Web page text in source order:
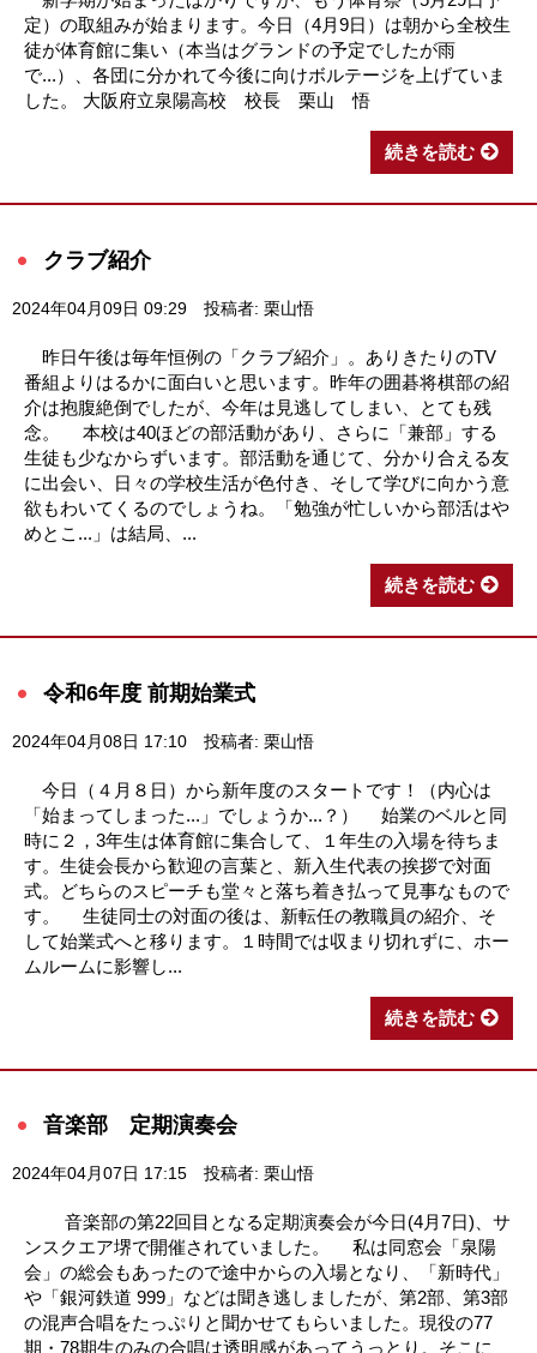
定）の取組みが始まります。今日（4月9日）は朝から全校生
徒が体育館に集い（本当はグランドの予定でしたが雨
で...）、各団に分かれて今後に向けボルテージを上げていま
した。 大阪府立泉陽高校 校長 栗山 悟
続きを読む
クラブ紹介
2024年04月09日 09:29 投稿者: 栗山悟
昨日午後は毎年恒例の「クラブ紹介」。ありきたりのTV
番組よりはるかに面白いと思います。昨年の囲碁将棋部の紹
介は抱腹絶倒でしたが、今年は見逃してしまい、とても残
念。 本校は40ほどの部活動があり、さらに「兼部」する
生徒も少なからずいます。部活動を通じて、分かり合える友
に出会い、日々の学校生活が色付き、そして学びに向かう意
欲もわいてくるのでしょうね。「勉強が忙しいから部活はや
めとこ...」は結局、...
続きを読む
令和6年度 前期始業式
2024年04月08日 17:10 投稿者: 栗山悟
今日（４月８日）から新年度のスタートです！（内心は
「始まってしまった...」でしょうか...？） 始業のベルと同
時に２，3年生は体育館に集合して、１年生の入場を待ちま
す。生徒会長から歓迎の言葉と、新入生代表の挨拶で対面
式。どちらのスピーチも堂々と落ち着き払って見事なもので
す。 生徒同士の対面の後は、新転任の教職員の紹介、そ
して始業式へと移ります。１時間では収まり切れずに、ホー
ムルームに影響し...
続きを読む
音楽部 定期演奏会
2024年04月07日 17:15 投稿者: 栗山悟
音楽部の第22回目となる定期演奏会が今日(4月7日)、サ
ンスクエア堺で開催されていました。 私は同窓会「泉陽
会」の総会もあったので途中からの入場となり、「新時代」
や「銀河鉄道 999」などは聞き逃しましたが、第2部、第3部
の混声合唱をたっぷりと聞かせてもらいました。現役の77
期・78期生のみの合唱は透明感があってうっとり。そこに